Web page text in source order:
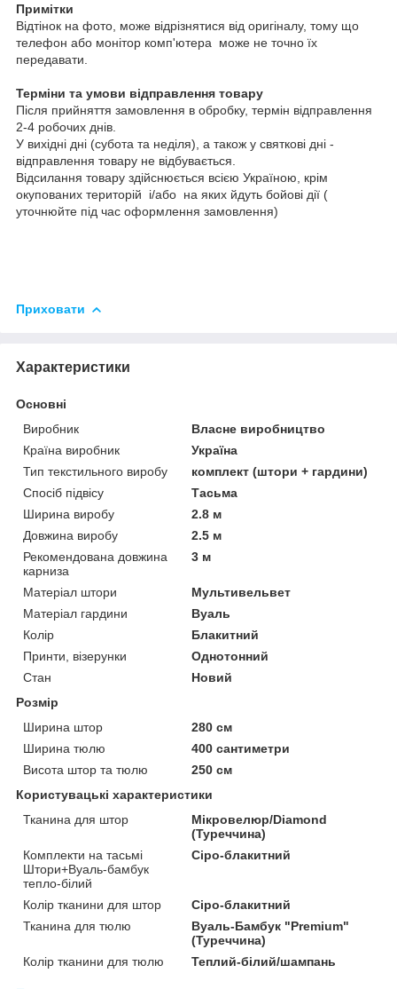
Примітки
Відтінок на фото, може відрізнятися від оригіналу, тому що
телефон або монітор комп'ютера може не точно їх
передавати.
Терміни та умови відправлення товару
Після прийняття замовлення в обробку, термін відправлення
2-4 робочих днів.
У вихідні дні (субота та неділя), а також у святкові дні -
відправлення товару не відбувається.
Відсилання товару здійснюється всією Україною, крім
окупованих територій і/або на яких йдуть бойові дії (
уточнюйте під час оформлення замовлення)
Приховати
Характеристики
Основні
Виробник
Власне виробництво
Країна виробник
Україна
Тип текстильного виробу
комплект (штори + гардини)
Спосіб підвісу
Тасьма
Ширина виробу
2.8 м
Довжина виробу
2.5 м
Рекомендована довжина
карниза
3 м
Матеріал штори
Мультивельвет
Матеріал гардини
Вуаль
Колір
Блакитний
Принти, візерунки
Однотонний
Стан
Новий
Розмір
Ширина штор
280 см
Ширина тюлю
400 сантиметри
Висота штор та тюлю
250 см
Користувацькі характеристики
Тканина для штор
Мікровелюр/Diamond
(Туреччина)
Комплекти на тасьмі
Штори+Вуаль-бамбук
тепло-білий
Сіро-блакитний
Колір тканини для штор
Сіро-блакитний
Тканина для тюлю
Вуаль-Бамбук "Premium"
(Туреччина)
Колір тканини для тюлю
Теплий-білий/шампань